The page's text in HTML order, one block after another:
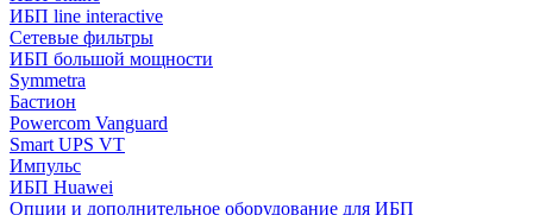
ИБП linе interactive
Сетевые фильтры
ИБП большой мощности
Symmetra
Бастион
Powercom Vanguard
Smart UPS VT
Импульс
ИБП Huawei
Опции и дополнительное оборудование для ИБП